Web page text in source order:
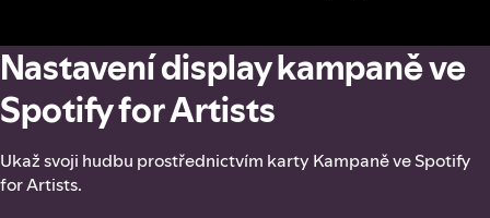
Nastavení display kampaně ve
Spotify for Artists
Ukaž svoji hudbu prostřednictvím karty Kampaně ve Spotify
for Artists.